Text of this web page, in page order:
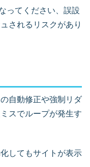
ってください、誤設
されるリスクがあり
自動修正や強制リダ
スでループが発生す
してもサイトが表示